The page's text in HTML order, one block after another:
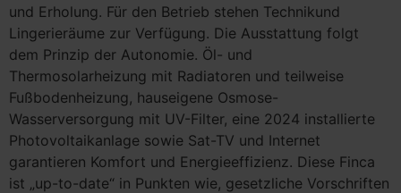
und Erholung. Für den Betrieb stehen Technikund
Lingerieräume zur Verfügung. Die Ausstattung folgt
dem Prinzip der Autonomie. Öl- und
Thermosolarheizung mit Radiatoren und teilweise
Fußbodenheizung, hauseigene Osmose-
Wasserversorgung mit UV-Filter, eine 2024 installierte
Photovoltaikanlage sowie Sat-TV und Internet
garantieren Komfort und Energieeffizienz. Diese Finca
ist „up-to-date“ in Punkten wie, gesetzliche Vorschriften